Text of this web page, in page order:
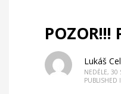
POZOR!!!
Lukáš
NEDĚLE, 30
PUBLISHED